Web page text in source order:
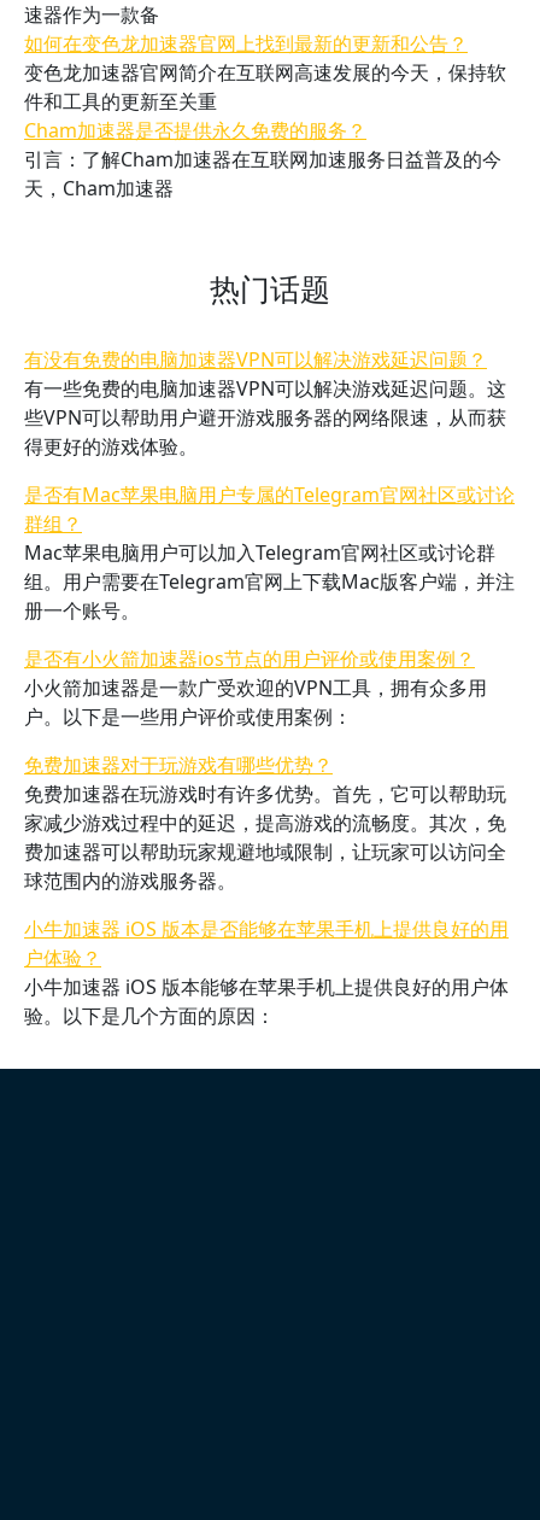
速器作为一款备
如何在变色龙加速器官网上找到最新的更新和公告？
变色龙加速器官网简介在互联网高速发展的今天，保持软
件和工具的更新至关重
Cham加速器是否提供永久免费的服务？
引言：了解Cham加速器在互联网加速服务日益普及的今
天，Cham加速器
热门话题
有没有免费的电脑加速器VPN可以解决游戏延迟问题？
有一些免费的电脑加速器VPN可以解决游戏延迟问题。这
些VPN可以帮助用户避开游戏服务器的网络限速，从而获
得更好的游戏体验。
是否有Mac苹果电脑用户专属的Telegram官网社区或讨论
群组？
Mac苹果电脑用户可以加入Telegram官网社区或讨论群
组。用户需要在Telegram官网上下载Mac版客户端，并注
册一个账号。
是否有小火箭加速器ios节点的用户评价或使用案例？
小火箭加速器是一款广受欢迎的VPN工具，拥有众多用
户。以下是一些用户评价或使用案例：
免费加速器对于玩游戏有哪些优势？
免费加速器在玩游戏时有许多优势。首先，它可以帮助玩
家减少游戏过程中的延迟，提高游戏的流畅度。其次，免
费加速器可以帮助玩家规避地域限制，让玩家可以访问全
球范围内的游戏服务器。
小牛加速器 iOS 版本是否能够在苹果手机上提供良好的用
户体验？
小牛加速器 iOS 版本能够在苹果手机上提供良好的用户体
验。以下是几个方面的原因：